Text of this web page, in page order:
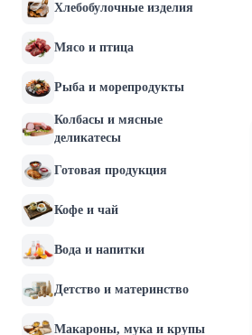
Хлебобулочные изделия
Мясо и птица
Рыба и морепродукты
Колбасы и мясные
деликатесы
Готовая продукция
Кофе и чай
Вода и напитки
Детство и материнство
Макароны, мука и крупы